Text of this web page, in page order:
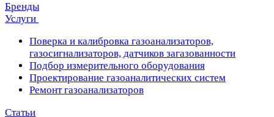
Бренды
Услуги
Поверка и калибровка газоанализаторов,
газосигнализаторов, датчиков загазованности
Подбор измерительного оборудования
Проектирование газоаналитических систем
Ремонт газоанализаторов
Статьи